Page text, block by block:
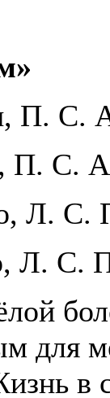
П. С.
С.
для
в